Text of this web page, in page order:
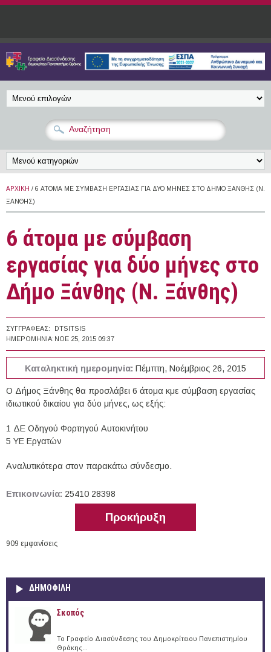
Παράκαμψη προς το κυρίως περιεχόμενο
ΑΡΧΙΚΉ / 6 ΆΤΟΜΑ ΜΕ ΣΎΜΒΑΣΗ ΕΡΓΑΣΊΑΣ ΓΙΑ ΔΎΟ ΜΉΝΕΣ ΣΤΟ ΔΉΜΟ ΞΆΝΘΗΣ (Ν.
ΞΆΝΘΗΣ)
6 άτομα με σύμβαση
εργασίας για δύο μήνες στο
Δήμο Ξάνθης (Ν. Ξάνθης)
ΣΥΓΓΡΑΦΈΑΣ:
DTSITSIS
ΗΜΕΡΟΜΗΝΊΑ: ΝΟΕ 25, 2015 09:37
Καταληκτική ημερομηνία: Πέμπτη, Νοέμβριος 26, 2015
Ο Δήμος Ξάνθης θα προσλάβει 6 άτομα κμε σύμβαση εργασίας
ιδιωτικού δικαίου για δύο μήνες, ως εξής:
1 ΔΕ Οδηγού Φορτηγού Αυτοκινήτου
5 ΥΕ Εργατών
Αναλυτικότερα στον παρακάτω σύνδεσμο.
Επικοινωνία: 25410 28398
Προκήρυξη
909 εμφανίσεις
ΔΗΜΟΦΙΛΗ
Σκοπός
Το Γραφείο Διασύνδεσης του Δημοκρίτειου Πανεπιστημίου
Θράκης...